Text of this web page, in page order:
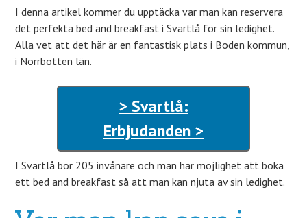
I denna artikel kommer du upptäcka var man kan reservera
det perfekta bed and breakfast i Svartlå för sin ledighet.
Alla vet att det här är en fantastisk plats i Boden kommun,
i Norrbotten län.
> Svartlå:
Erbjudanden >
I Svartlå bor 205 invånare och man har möjlighet att boka
ett bed and breakfast så att man kan njuta av sin ledighet.